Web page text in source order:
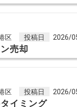
区 投稿日 2026/
売却
区 投稿日 2026/
イミング